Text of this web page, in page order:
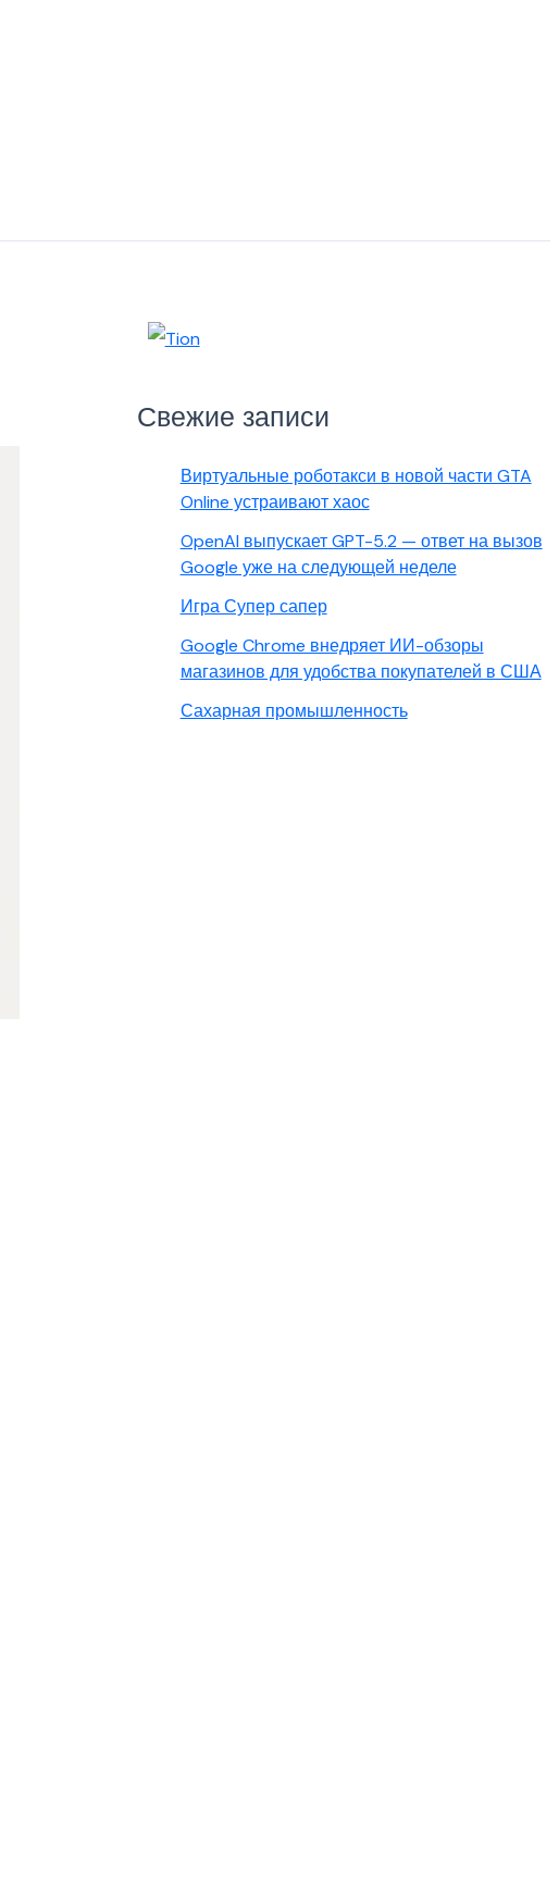
Свежие записи
Виртуальные роботакси в новой части GTA
Online устраивают хаос
OpenAI выпускает GPT-5.2 — ответ на вызов
Google уже на следующей неделе
Игра Супер сапер
Google Chrome внедряет ИИ-обзоры
магазинов для удобства покупателей в США
Сахарная промышленность